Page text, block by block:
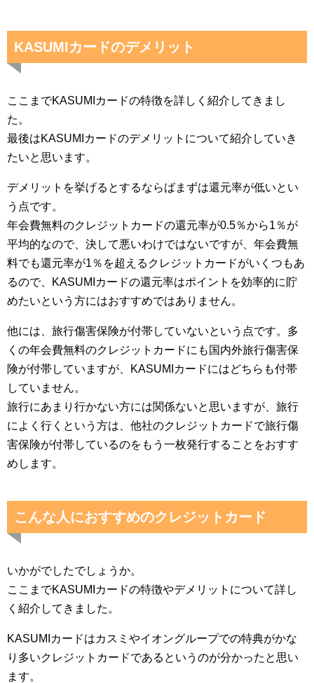
KASUMIカードのデメリット
ここまでKASUMIカードの特徴を詳しく紹介してきまし
た。
最後はKASUMIカードのデメリットについて紹介していき
たいと思います。
デメリットを挙げるとするならばまずは還元率が低いとい
う点です。
年会費無料のクレジットカードの還元率が0.5％から1％が
平均的なので、決して悪いわけではないですが、年会費無
料でも還元率が1％を超えるクレジットカードがいくつもあ
るので、KASUMIカードの還元率はポイントを効率的に貯
めたいという方にはおすすめではありません。
他には、旅行傷害保険が付帯していないという点です。多
くの年会費無料のクレジットカードにも国内外旅行傷害保
険が付帯していますが、KASUMIカードにはどちらも付帯
していません。
旅行にあまり行かない方には関係ないと思いますが、旅行
によく行くという方は、他社のクレジットカードで旅行傷
害保険が付帯しているのをもう一枚発行することをおすす
めします。
こんな人におすすめのクレジットカード
いかがでしたでしょうか。
ここまでKASUMIカードの特徴やデメリットについて詳し
く紹介してきました。
KASUMIカードはカスミやイオングループでの特典がかな
り多いクレジットカードであるというのが分かったと思い
ます。